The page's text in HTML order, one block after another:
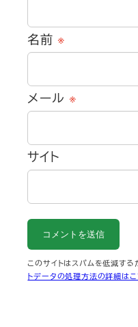
名前 ※
メール ※
サイト
このサイトはスパムを低減す
トデータの処理方法の詳細は